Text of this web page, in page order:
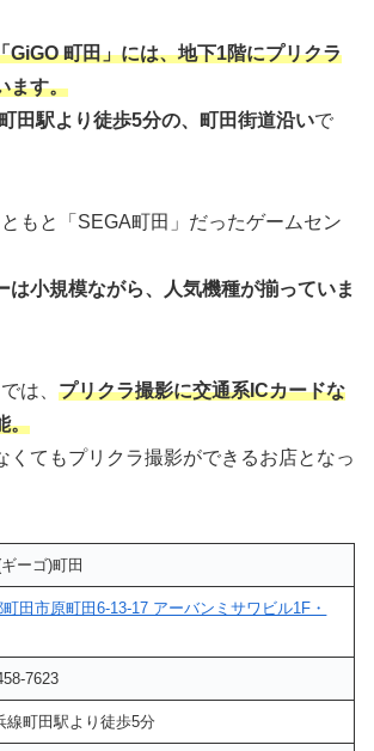
GiGO 町田」には、地下1階にプリクラ
ます。
田駅より徒歩5分の、町田街道沿いで
もと「SEGA町田」だったゲームセン
は小規模ながら、人気機種が揃っていま
は、 プリクラ撮影に交通系ICカードな
。
くてもプリクラ撮影ができるお店となっ
ーゴ)町田
田市原町田6-13-17 アーバンミサワビル1F・
7623
線町田駅より徒歩5分